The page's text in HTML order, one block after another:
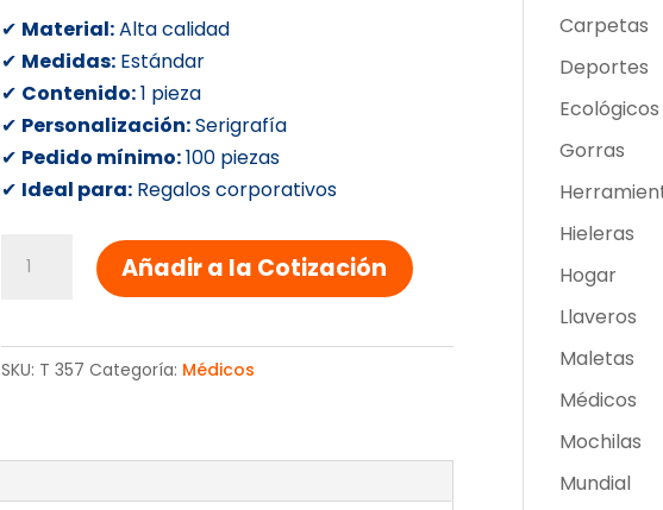
✔ Material:Alta calidad
✔ Medidas: Estándar
✔ Contenido:1 pieza
✔ Personalización:Serigrafía
✔ Pedido mínimo:100 piezas
✔ Ideal para: Regalos corporativos
TIPS
TORUNDAS
cantidad
Añadir a la Cotización
SKU: T 357 Categoría: Médicos
Carpetas
Deportes
Ecológicos
Gorras
Hieleras
Hogar
Llaveros
Maletas
Médicos
Mochilas
Mundial